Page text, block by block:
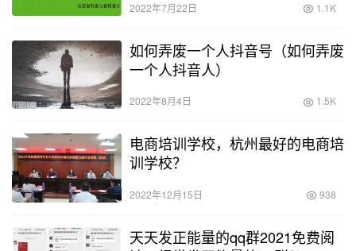
2022年7月22日 1.1K
如何弄废一个人抖音号（如何弄废
一个人抖音人）
2022年8月4日 1.5K
电商培训学校，杭州最好的电商培
训学校？
2022年12月15日 938
天天发正能量的qq群2021免费阅